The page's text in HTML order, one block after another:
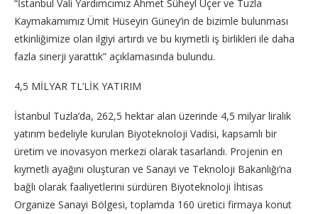
“İstanbul Vali Yardımcımız Ahmet Süheyl Üçer ve Tuzla
Kaymakamımız Ümit Hüseyin Güney’in de bizimle bulunması
etkinliğimize olan ilgiyi artırdı ve bu kıymetli iş birlikleri ile daha
fazla sinerji yarattık” açıklamasında bulundu.
4,5 MİLYAR TL’LİK YATIRIM
İstanbul Tuzla’da, 262,5 hektar alan üzerinde 4,5 milyar liralık
yatırım bedeliyle kurulan Biyoteknoloji Vadisi, kapsamlı bir
üretim ve inovasyon merkezi olarak tasarlandı. Projenin en
kıymetli ayağını oluşturan ve Sanayi ve Teknoloji Bakanlığı’na
bağlı olarak faaliyetlerini sürdüren Biyoteknoloji İhtisas
Organize Sanayi Bölgesi, toplamda 160 üretici firmaya konut